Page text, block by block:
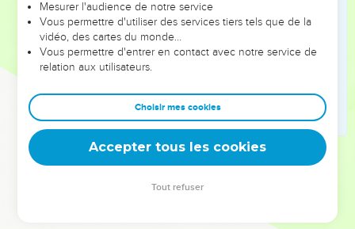
contre le midi ! Prophétise contre la forêt des champs du
(21 : 3) Tu diras à la forêt du midi : Écoute la parole de
l'Éternel ! Ainsi parle le Seigneur, l'Éternel : Je vais allumer
un feu au dedans de toi, Et il dévorera tout arbre vert et tout
arbre sec ; La flamme ardente ne s'éteindra point, Et tout
visage en sera brûlé, Du midi au septentrion.
(21 : 4) Et toute chair verra Que moi, l'Éternel, je l'ai allumé.
Mesurer l'audience de notre service
Vous permettre d'utiliser des services tiers tels que de la
vidéo, des cartes du monde…
Vous permettre d'entrer en contact avec notre service de
relation aux utilisateurs.
Choisir mes cookies
Accepter tous les cookies
Tout refuser